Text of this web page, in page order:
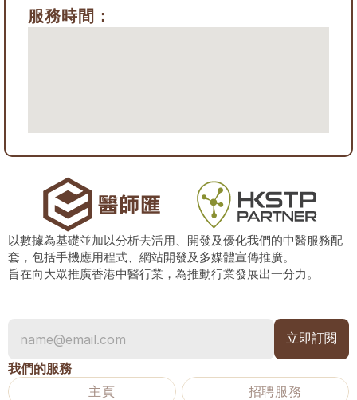
服務時間：
以數據為基礎並加以分析去活用、開發及優化我們的中醫服務配
套，包括手機應用程式、網站開發及多媒體宣傳推廣。
旨在向大眾推廣香港中醫行業，為推動行業發展出一分力。
我們的服務
主頁
招聘服務